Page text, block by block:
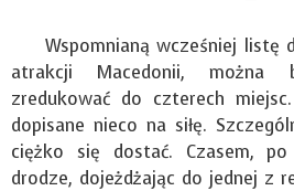
Wspomnianą wcześniej listę
atrakcji Macedonii, można
zredukować do czterech
dopisane nieco na siłę.
ciężko się dostać. Czasem, po
drodze, dojeżdżając do jednej z